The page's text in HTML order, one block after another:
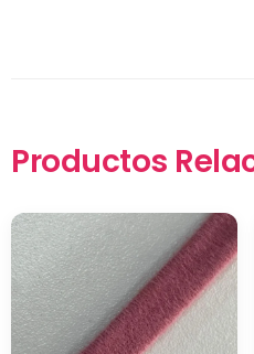
Productos